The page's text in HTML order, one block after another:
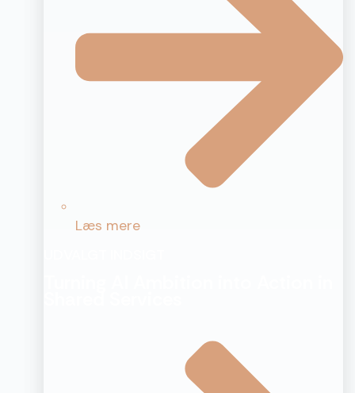
Læs mere